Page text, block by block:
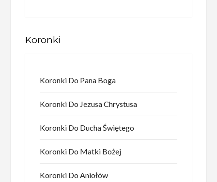
Koronki
Koronki Do Pana Boga
Koronki Do Jezusa Chrystusa
Koronki Do Ducha Świętego
Koronki Do Matki Bożej
Koronki Do Aniołów